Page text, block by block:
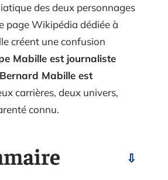
des deux personnages
page Wikipédia dédiée à
créent une confusion
Mabille est journaliste
Mabille est
carrières, deux univers,
connu.